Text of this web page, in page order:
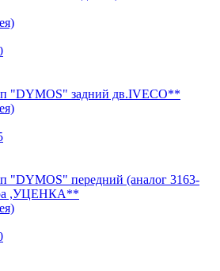
"DYMOS" задний дв.IVECO**
"DYMOS" передний (аналог 3163-
,УЦЕНКА**